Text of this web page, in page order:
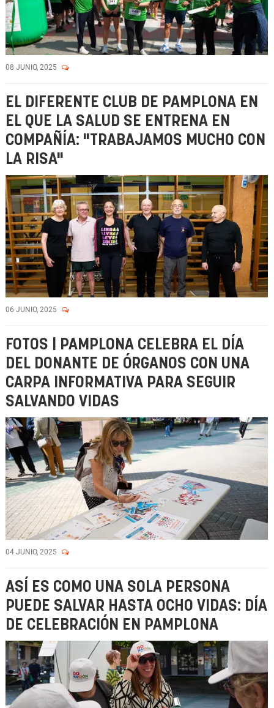
08 JUNIO, 2025
EL DIFERENTE CLUB DE PAMPLONA EN
EL QUE LA SALUD SE ENTRENA EN
COMPAÑÍA: "TRABAJAMOS MUCHO CON
LA RISA"
06 JUNIO, 2025
FOTOS | PAMPLONA CELEBRA EL DÍA
DEL DONANTE DE ÓRGANOS CON UNA
CARPA INFORMATIVA PARA SEGUIR
SALVANDO VIDAS
04 JUNIO, 2025
ASÍ ES COMO UNA SOLA PERSONA
PUEDE SALVAR HASTA OCHO VIDAS: DÍA
DE CELEBRACIÓN EN PAMPLONA